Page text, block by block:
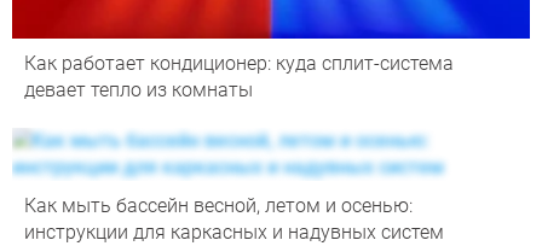
Как работает кондиционер: куда сплит-система
девает тепло из комнаты
Как мыть бассейн весной, летом и осенью:
инструкции для каркасных и надувных систем